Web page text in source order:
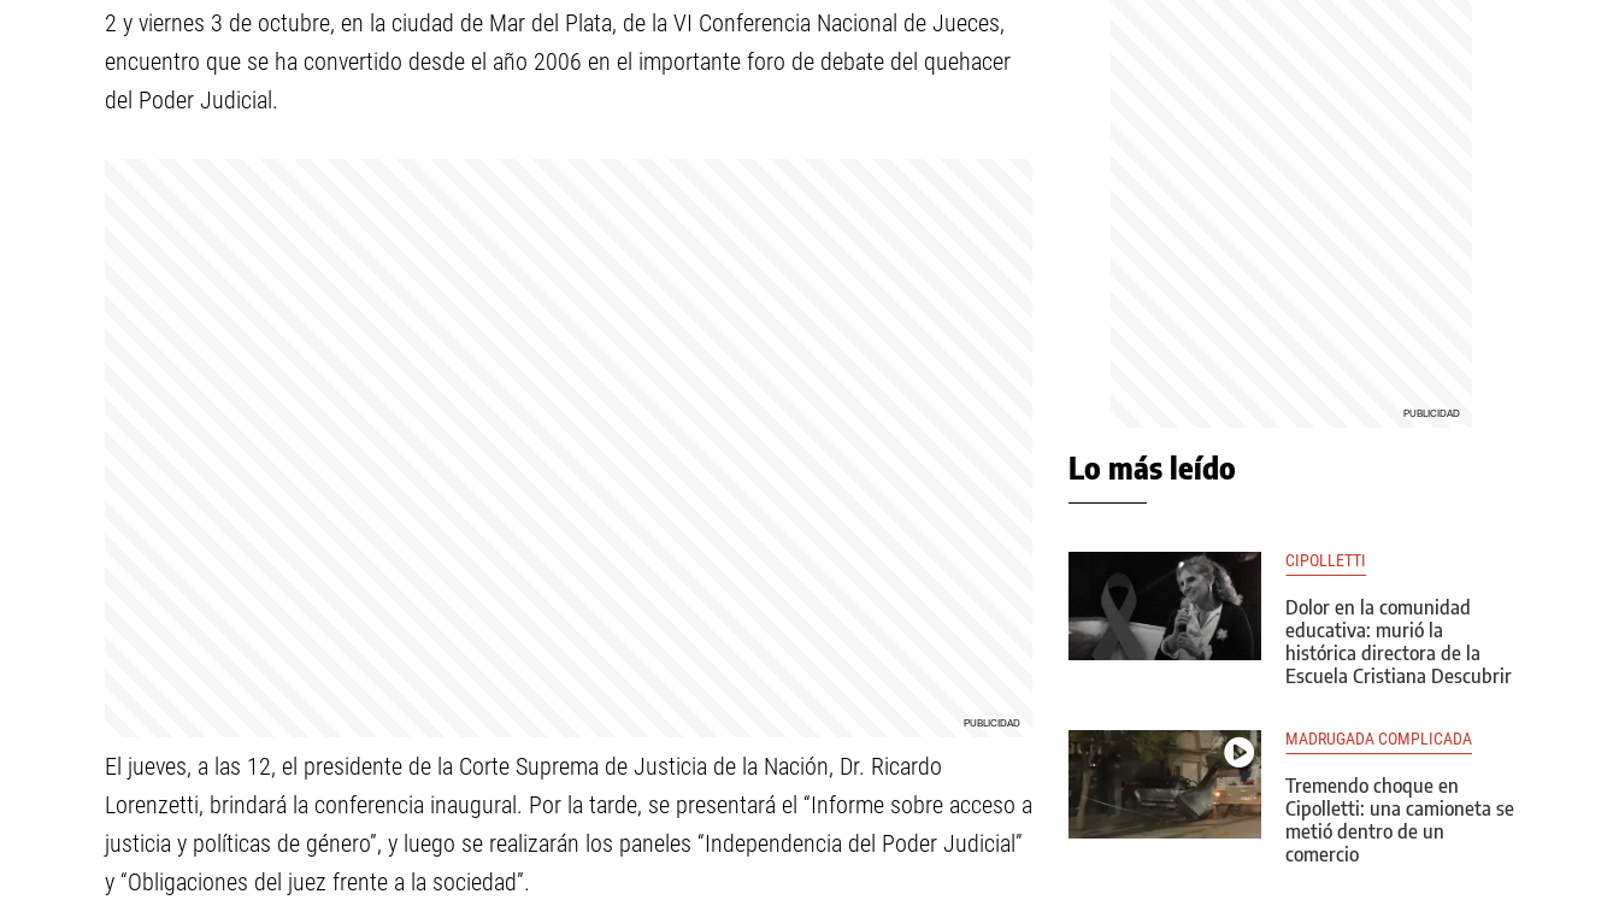
2 y viernes 3 de octubre, en la ciudad de Mar del Plata, de la VI Conferencia Nacional de Jueces,
encuentro que se ha convertido desde el año 2006 en el importante foro de debate del quehacer
del Poder Judicial.
El jueves, a las 12, el presidente de la Corte Suprema de Justicia de la Nación, Dr. Ricardo
Lorenzetti, brindará la conferencia inaugural. Por la tarde, se presentará el “Informe sobre acceso a
justicia y políticas de género”, y luego se realizarán los paneles “Independencia del Poder Judicial”
y “Obligaciones del juez frente a la sociedad”.
Lo más leído
CIPOLLETTI
Dolor en la comunidad
educativa: murió la
histórica directora de la
Escuela Cristiana Descubrir
MADRUGADA COMPLICADA
Tremendo choque en
Cipolletti: una camioneta se
metió dentro de un
comercio